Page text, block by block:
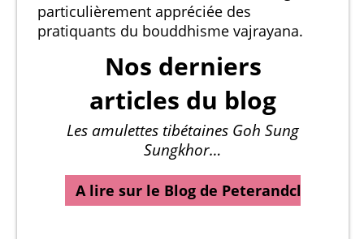
particulièrement appréciée des
pratiquants du bouddhisme vajrayana.
Nos derniers
articles du blog
Les amulettes tibétaines Goh Sung
Sungkhor…
A lire sur le Blog de Peterandclo…